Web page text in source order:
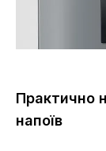
Практично
напоїв